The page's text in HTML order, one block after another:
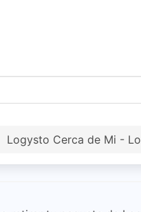
Logysto Cerca de Mi -